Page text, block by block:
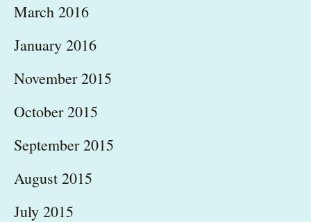
March 2016
January 2016
November 2015
October 2015
September 2015
August 2015
July 2015